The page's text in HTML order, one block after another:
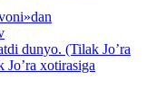
dunyo. (Tilak Jo’ra
xotirasiga